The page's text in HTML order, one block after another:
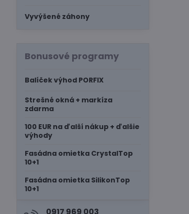
Vyvýšené záhony
Bonusové programy
Balíček výhod PORFIX
Strešné okná + markíza
zdarma
100 EUR na ďalší nákup + ďalšie
výhody
Fasádna omietka CrystalTop
10+1
Fasádna omietka SilikonTop
10+1